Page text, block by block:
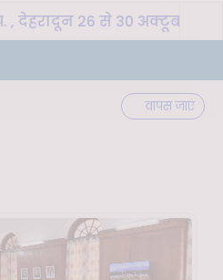
प. , देहरादून 26 से 30 अक्टूबर
वापस जाएं